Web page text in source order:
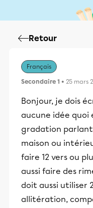
Retour
Français
Secondaire 1 • 25 mars
Bonjour, je dois
aucune idée quoi
gradation parlant
maison ou
faire 12 vers ou
aussi faire des
doit aussi utiliser
allitération,